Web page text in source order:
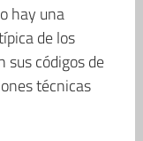
hay una
de los
sus códigos de
técnicas